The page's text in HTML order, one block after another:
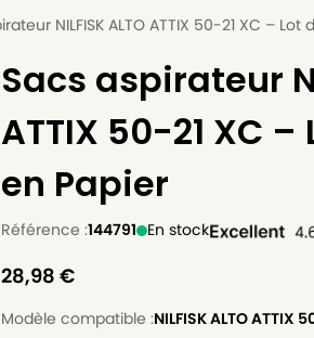
NILFISK ALTO ATTIX 50-21 XC –
Sacs aspirateur
ATTIX 50-21 XC
en Papier
Référence :144791 En stock
28,98 €
Modèle compatible :NILFISK ALTO ATTIX